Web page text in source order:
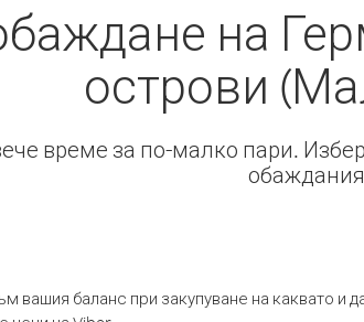
на
острови
време за по-малко пари.
вашия баланс при закупуване на каквато